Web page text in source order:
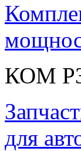
КОМ
для